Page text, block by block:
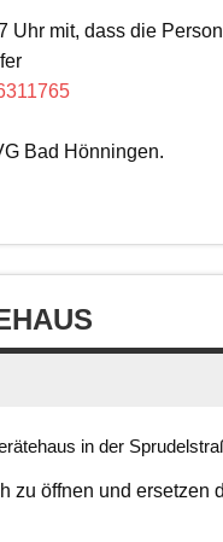
mit, dass die
Bad Hönningen.
in der
zu öffnen und ersetzen